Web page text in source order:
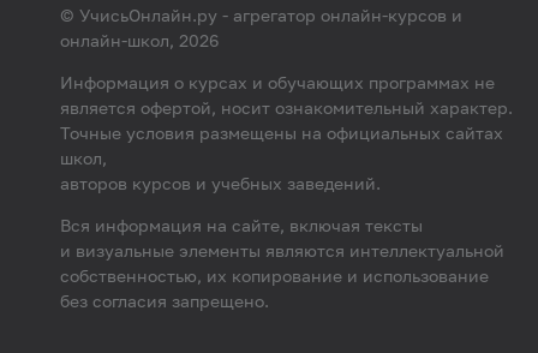
© УчисьОнлайн.ру - агрегатор онлайн-курсов и
онлайн-школ, 2026
Информация о курсах и обучающих программах не
является офертой, носит ознакомительный характер.
Точные условия размещены на официальных сайтах
школ,
авторов курсов и учебных заведений.
Вся информация на сайте, включая тексты
и визуальные элементы являются интеллектуальной
собственностью, их копирование и использование
без согласия запрещено.